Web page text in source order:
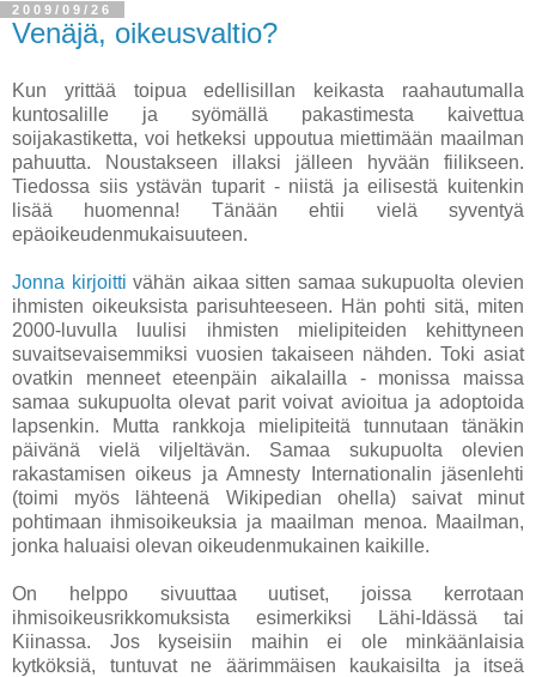
2009/09/26
Venäjä, oikeusvaltio?
Kun yrittää toipua edellisillan keikasta raahautumalla
kuntosalille ja syömällä pakastimesta kaivettua
soijakastiketta, voi hetkeksi uppoutua miettimään maailman
pahuutta. Noustakseen illaksi jälleen hyvään fiilikseen.
Tiedossa siis ystävän tuparit - niistä ja eilisestä kuitenkin
lisää huomenna! Tänään ehtii vielä syventyä
epäoikeudenmukaisuuteen.
Jonna kirjoitti vähän aikaa sitten samaa sukupuolta olevien
ihmisten oikeuksista parisuhteeseen. Hän pohti sitä, miten
2000-luvulla luulisi ihmisten mielipiteiden kehittyneen
suvaitsevaisemmiksi vuosien takaiseen nähden. Toki asiat
ovatkin menneet eteenpäin aikalailla - monissa maissa
samaa sukupuolta olevat parit voivat avioitua ja adoptoida
lapsenkin. Mutta rankkoja mielipiteitä tunnutaan tänäkin
päivänä vielä viljeltävän. Samaa sukupuolta olevien
rakastamisen oikeus ja Amnesty Internationalin jäsenlehti
(toimi myös lähteenä Wikipedian ohella) saivat minut
pohtimaan ihmisoikeuksia ja maailman menoa. Maailman,
jonka haluaisi olevan oikeudenmukainen kaikille.
On helppo sivuuttaa uutiset, joissa kerrotaan
ihmisoikeusrikkomuksista esimerkiksi Lähi-Idässä tai
Kiinassa. Jos kyseisiin maihin ei ole minkäänlaisia
kytköksiä, tuntuvat ne äärimmäisen kaukaisilta ja itseä